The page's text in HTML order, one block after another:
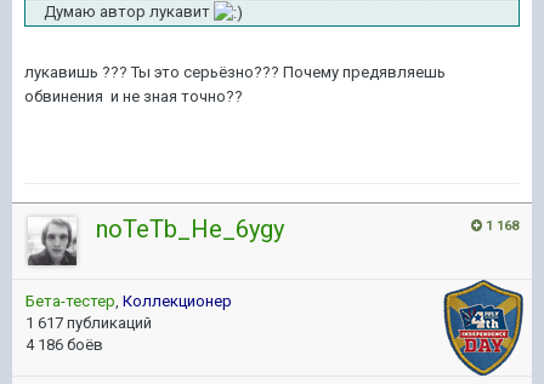
Думаю автор лукавит
лукавишь ??? Ты это серьёзно??? Почему предявляешь
обвинения и не зная точно??
1 168
noTeTb_He_6ygy
Бета-тестер, Коллекционер
1 617 публикаций
4 186 боёв